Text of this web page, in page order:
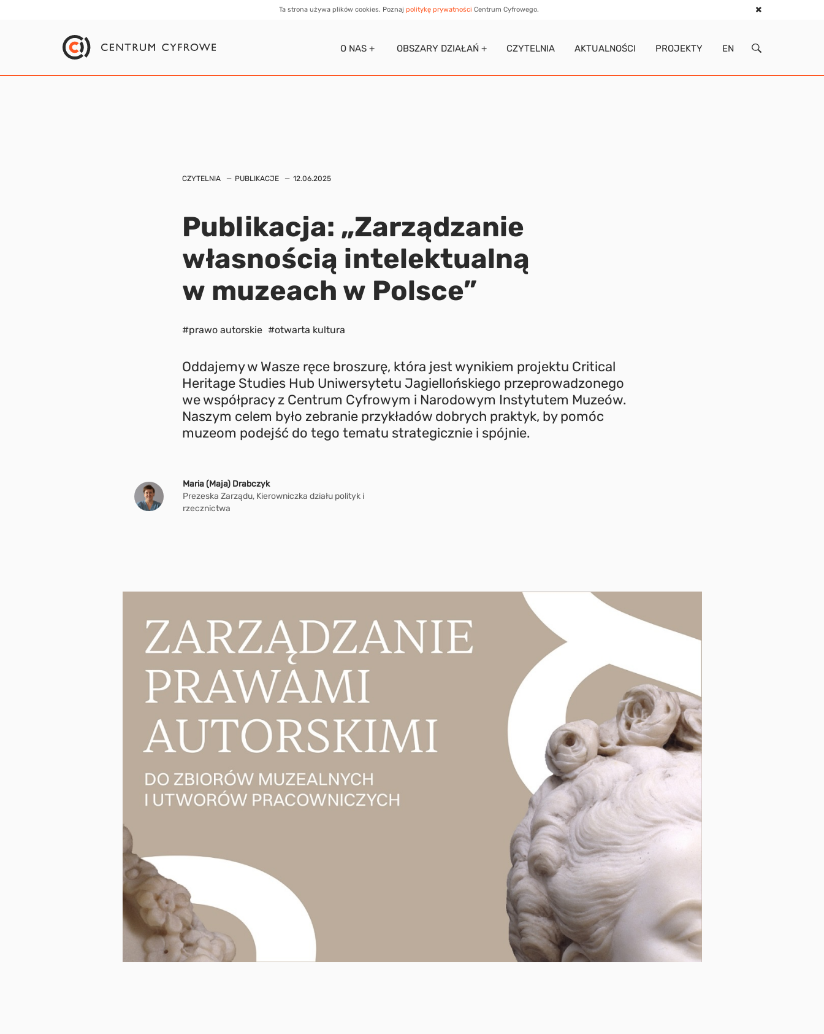
Ta strona używa plików cookies. Poznaj politykę prywatności Centrum Cyfrowego.
O NAS + OBSZARY DZIAŁAŃ + CZYTELNIA AKTUALNOŚCI PROJEKTY EN
CZYTELNIA PUBLIKACJE 12.06.2025
Publikacja: „Zarządzanie
własnością intelektualną
w muzeach w Polsce”
#prawo autorskie #otwarta kultura
Oddajemy w Wasze ręce broszurę, która jest wynikiem projektu Critical
Heritage Studies Hub Uniwersytetu Jagiellońskiego przeprowadzonego
we współpracy z Centrum Cyfrowym i Narodowym Instytutem Muzeów.
Naszym celem było zebranie przykładów dobrych praktyk, by pomóc
muzeom podejść do tego tematu strategicznie i spójnie.
Maria (Maja) Drabczyk
Prezeska Zarządu, Kierowniczka działu polityk i
rzecznictwa